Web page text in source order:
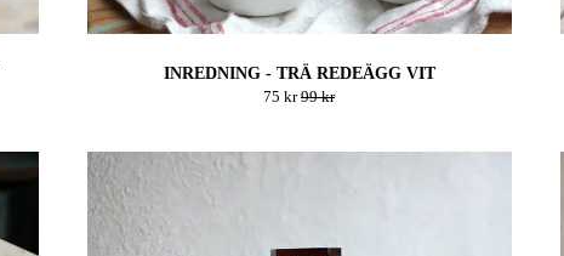
INREDNING - TRÄ REDEÄGG VIT
75 kr99 kr